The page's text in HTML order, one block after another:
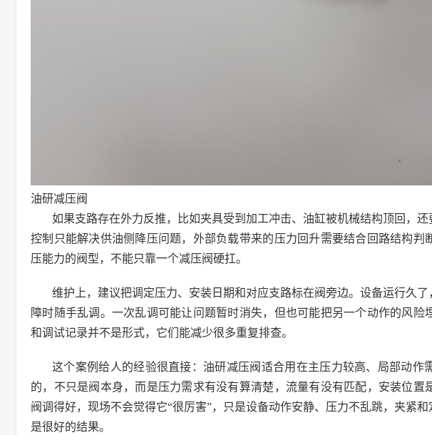
油研减压阀
如果支路存在外力反推，比如夹具受到加工冲击、油缸被机械结构顶回，
控制只能解决供油侧降压问题，外部负载带来的压力回升需要结合回路结构判
压能力的阀型，不能只靠一个减压阀硬扛。
维护上，建议把调定压力、安装日期和对应支路标在阀旁边。设备运行久
障时随手乱调。一次乱调可能让问题暂时消失，但也可能把另一个动作的风
和调试记录并不是形式，它们能减少很多重复排查。
这个案例给人的经验很直接：油研减压阀适合用在主压力较高、局部动作
的，不只是阀本身，而是压力需求有没有算清楚，流量有没有匹配，安装位
阀调得好，现场不会觉得它“很厉害”，只是设备动作安静、压力不乱跳，夹紧
是很好的结果。